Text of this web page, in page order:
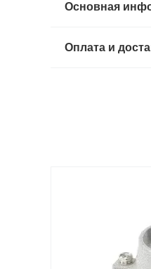
Основная
Оплата и